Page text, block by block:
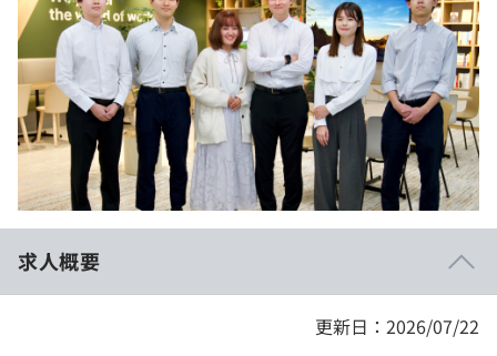
就活成功ガイド
プラン
個人向けプラン
法人向けプラン
学校向けプラン
契約内容・クーポン
note
求人概要
更新日：2026/07/22